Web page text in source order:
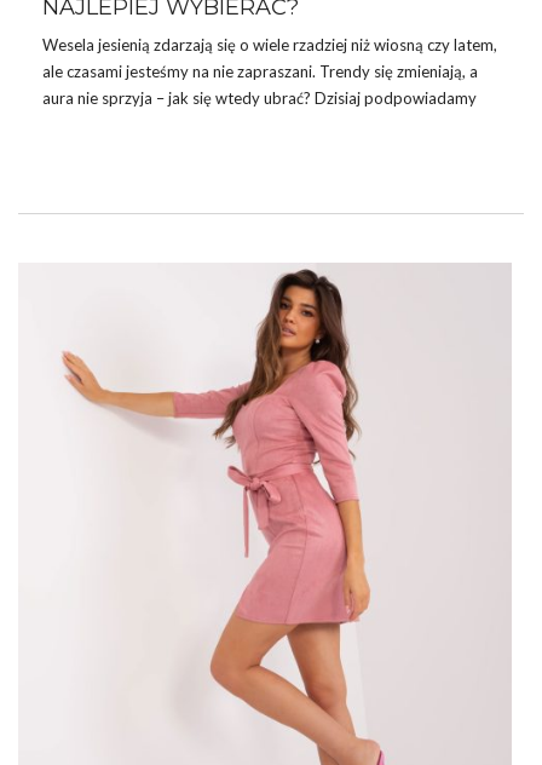
NAJLEPIEJ WYBIERAĆ?
Wesela jesienią zdarzają się o wiele rzadziej niż wiosną czy latem,
ale czasami jesteśmy na nie zapraszani. Trendy się zmieniają, a
aura nie sprzyja – jak się wtedy ubrać? Dzisiaj podpowiadamy
Wybierając się na wesele jesienią jak zawsze ważny jest dress
że Twój strój musi spełniać pewne normy. Unikaj głębokich
dekoltów i odsłoniętych ramion, a jeśli już chcesz postawić …